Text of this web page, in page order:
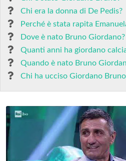
Chi era la donna di De Pedis?
Perché è stata rapita
Dove è nato Bruno Giordano?
Quanti anni ha giordano
Quando è nato Bruno
Chi ha ucciso Giordano